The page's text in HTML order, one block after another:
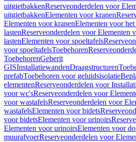
uitgietbakkenReserveonderdelen voor
uitgietbakkenElementen voor kranen
Elementen voor kranenElementen voor
lastenReserveonderdelen voor Elementen
lastenElementen voor spoeltafels
voor spoeltafelsToebehoren
ToebehorenGeberit
GISInstallatiewandenDraagstructuren
prefabToebehoren voor geluidsisolatie
elementenReserveonderdelen voor
voor wc'sReserveonderdelen voor
voor wastafelsReserveonderdelen voor
wastafelsElementen voor bidets
voor bidetsElementen voor urinoirs
Elementen voor urinoirsElementen voor
muurafvoerReserveonderdelen voor